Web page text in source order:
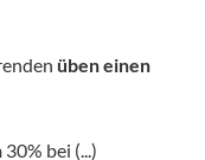
üben einen
30% bei (...)